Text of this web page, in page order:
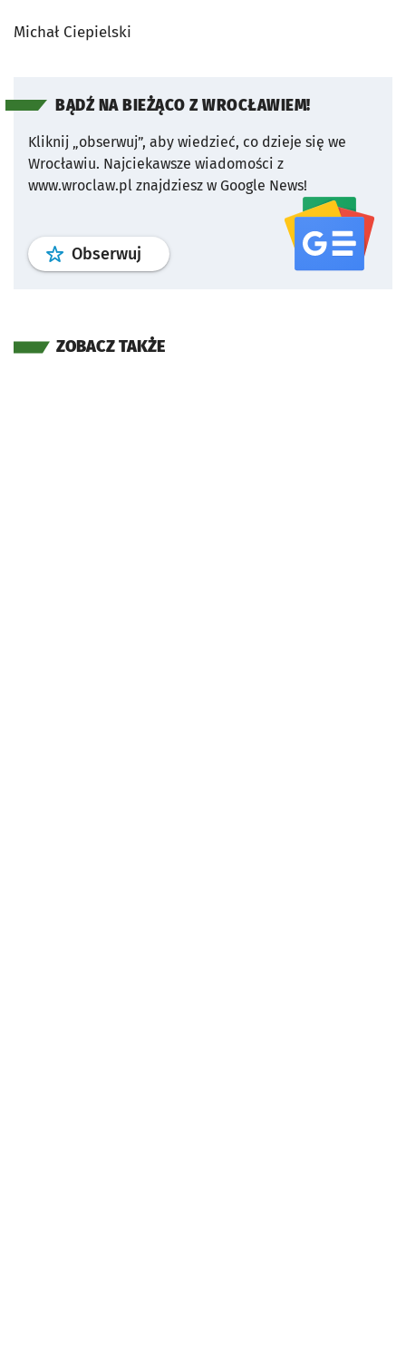
Michał Ciepielski
BĄDŹ NA BIEŻĄCO Z WROCŁAWIEM!
Kliknij „obserwuj”, aby wiedzieć, co dzieje się we
Wrocławiu. Najciekawsze wiadomości z
www.wroclaw.pl znajdziesz w Google News!
Obserwuj profil serwisu
ZOBACZ TAKŻE